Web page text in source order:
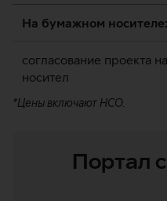
На бумажном носителе:
согласование проекта
носител
*Цены включают НСО.
Портал